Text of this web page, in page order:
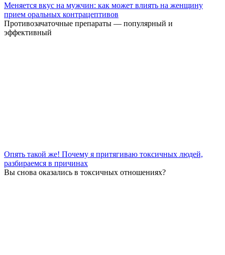
Меняется вкус на мужчин: как может влиять на женщину
прием оральных контрацептивов
Противозачаточные препараты — популярный и
эффективный
Опять такой же! Почему я притягиваю токсичных людей,
разбираемся в причинах
Вы снова оказались в токсичных отношениях?